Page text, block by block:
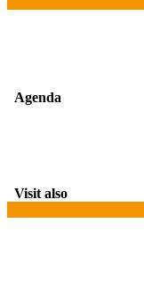
Agenda
Visit also